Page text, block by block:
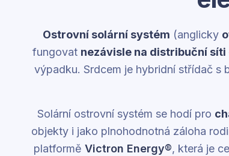
Ostrovní solární systém (anglicky
fungovat nezávisle na distribuční síti
výpadku. Srdcem je hybridní střídač s
Solární ostrovní systém se hodí pro
objekty i jako plnohodnotná záloha
platformě Victron Energy®, která je